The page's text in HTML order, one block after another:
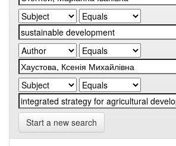
Start a new search